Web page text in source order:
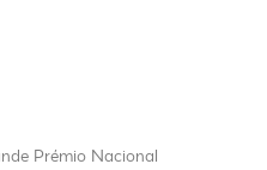
Prémio Nacional